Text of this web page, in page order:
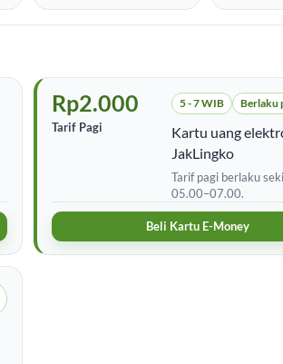
Rp2.000
Tarif Pagi
5 - 7 WIB Berlaku
Kartu uang
JakLingko
Tarif pagi berlaku
05.00–07.00.
Beli Kartu E-Money